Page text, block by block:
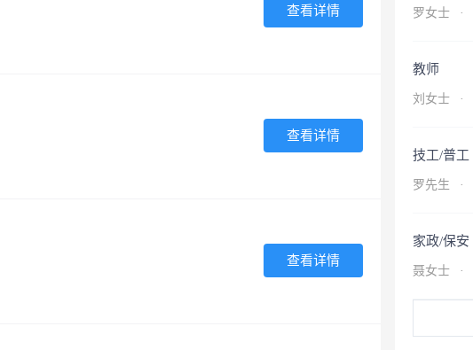
罗女士 ·
教师
刘女士 ·
技工/普工
罗先生 ·
家政/保安
聂女士 ·
查看详情
查看详情
查看详情